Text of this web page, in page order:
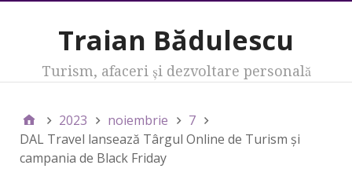
Traian Bădulescu
Turism, afaceri şi dezvoltare personală
2023 noiembrie
7
DAL Travel lansează Târgul Online de Turism și
campania de Black Friday